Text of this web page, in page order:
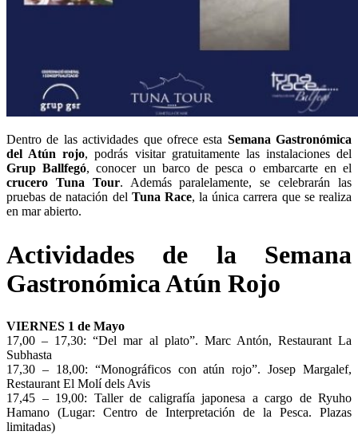
Dentro de las actividades que ofrece esta Semana Gastronómica
del Atún rojo, podrás visitar gratuitamente las instalaciones del
Grup Ballfegó, conocer un barco de pesca o embarcarte en el
crucero Tuna Tour. Además paralelamente, se celebrarán las
pruebas de natación del Tuna Race, la única carrera que se realiza
en mar abierto.
Actividades de la Semana
Gastronómica Atún Rojo
VIERNES 1 de Mayo
17,00 – 17,30: “Del mar al plato”. Marc Antón, Restaurant La
Subhasta
17,30 – 18,00: “Monográficos con atún rojo”. Josep Margalef,
Restaurant El Molí dels Avis
17,45 – 19,00: Taller de caligrafía japonesa a cargo de Ryuho
Hamano (Lugar: Centro de Interpretación de la Pesca. Plazas
limitadas)